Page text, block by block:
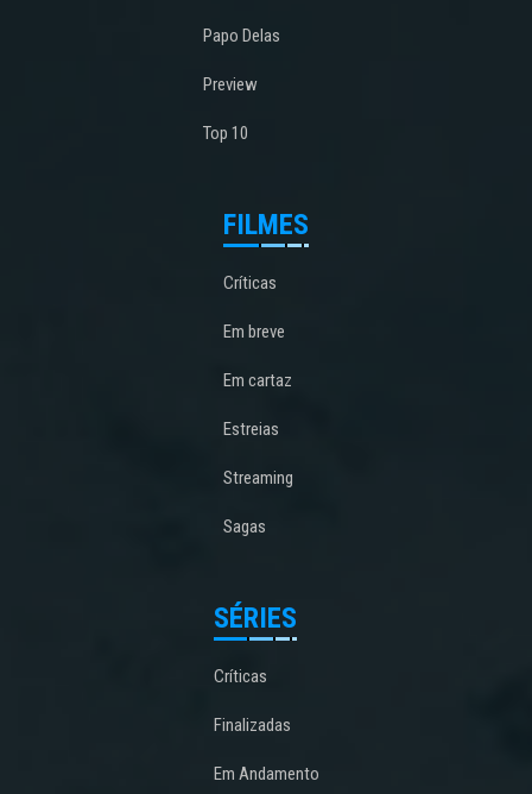
Papo Delas
Preview
Top 10
FILMES
Críticas
Em breve
Em cartaz
Estreias
Streaming
Sagas
SÉRIES
Críticas
Finalizadas
Em Andamento